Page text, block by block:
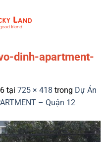
dinh-apartment-
tại 725 × 418 trong Dự Án
– Quận 12